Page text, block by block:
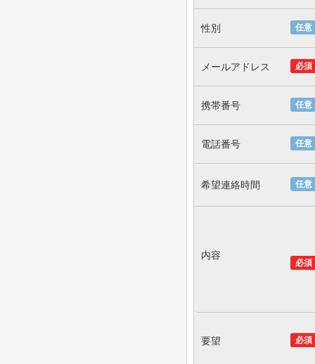
任意
性別
必須
メールアドレス
任意
携帯番号
任意
電話番号
任意
希望連絡時間
必須
内容
必須
要望